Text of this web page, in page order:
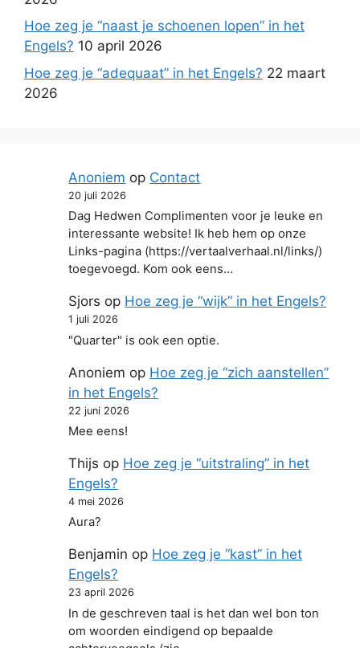
Hoe zeg je “naast je schoenen lopen” in het
Engels? 10 april 2026
Hoe zeg je “adequaat” in het Engels? 22 maart
2026
Anoniem op Contact
20 juli 2026
Dag Hedwen Complimenten voor je leuke en
interessante website! Ik heb hem op onze
Links-pagina (https://vertaalverhaal.nl/links/)
toegevoegd. Kom ook eens…
Sjors op Hoe zeg je “wijk” in het Engels?
1 juli 2026
"Quarter" is ook een optie.
Anoniem op Hoe zeg je “zich aanstellen”
in het Engels?
22 juni 2026
Mee eens!
Thijs op Hoe zeg je “uitstraling” in het
Engels?
4 mei 2026
Aura?
Benjamin op Hoe zeg je “kast” in het
Engels?
23 april 2026
In de geschreven taal is het dan wel bon ton
om woorden eindigend op bepaalde